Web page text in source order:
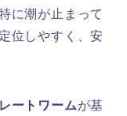
に潮が止まって
位しやすく、安
ートワームが基